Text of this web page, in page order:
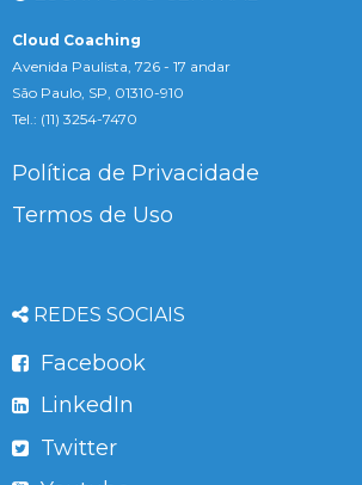
Cloud Coaching
Avenida Paulista, 726 - 17 andar
São Paulo, SP, 01310-910
Tel.: (11) 3254-7470
Política de Privacidade
Termos de Uso
REDES SOCIAIS
Facebook
LinkedIn
Twitter